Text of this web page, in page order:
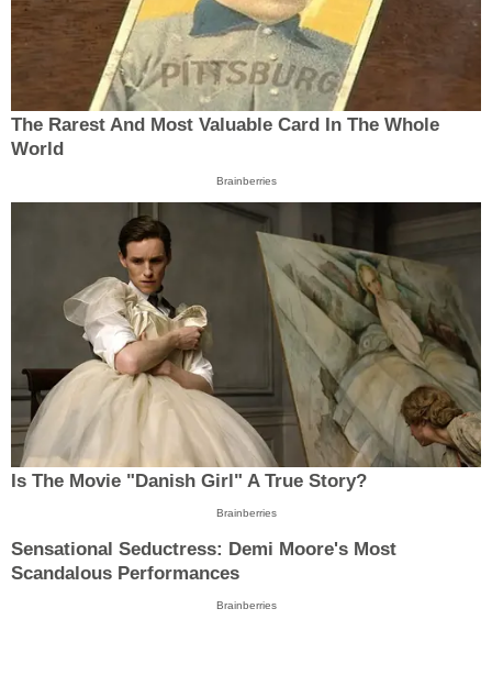
The Rarest And Most Valuable Card In The Whole
World
Brainberries
Is The Movie "Danish Girl" A True Story?
Brainberries
Sensational Seductress: Demi Moore's Most
Scandalous Performances
Brainberries